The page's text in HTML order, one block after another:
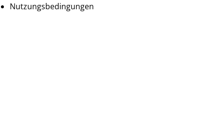
Nutzungsbedingungen